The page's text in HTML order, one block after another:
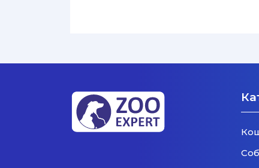
С ним вы можете взять своего